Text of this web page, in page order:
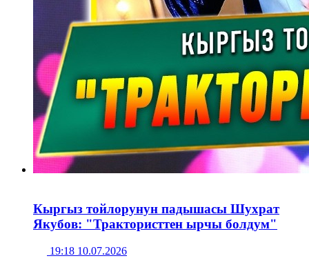
Кыргыз тойлорунун падышасы Шухрат
Якубов: "Трактористтен ырчы болдум"
19:18 10.07.2026